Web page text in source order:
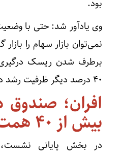
بود.
وی یادآور شد: حتی با
نمی‌توان بازار سهام را
۴۰ درصد دیگر ظرفیت رشد دارد.
افران؛ صندوق
بیش از ۴۰ همت دارایی
در بخش پایانی نشست،